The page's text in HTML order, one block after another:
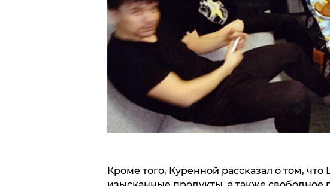
Кроме того, Куренной рассказал о том,